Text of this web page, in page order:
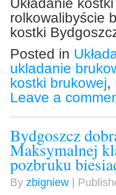
rolkowalibyście
kostki
Posted in
ukladanie
kostki brukowej,
Leave a
Bydgoszcz
Maksymalnej
pozbruku
By zbigniew |